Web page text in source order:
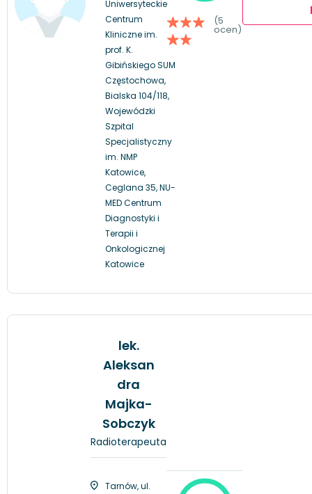
Uniwersyteckie
Centrum
Kliniczne im.
prof. K.
Gibińskiego SUM
Częstochowa,
Bialska 104/118,
Wojewódzki
Szpital
Specjalistyczny
im. NMP
Katowice,
Ceglana 35, NU-
MED Centrum
Diagnostyki i
Terapii i
Onkologicznej
Katowice
(5
ocen)
lek.
Aleksan
dra
Majka-
Sobczyk
Radioterapeuta
Tarnów, ul.